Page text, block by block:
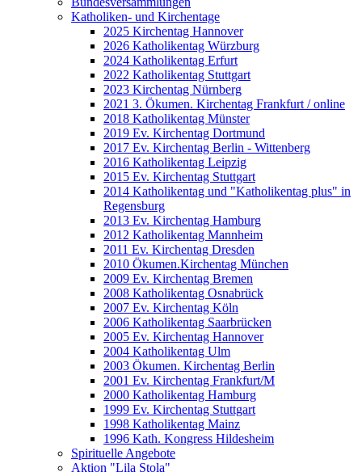
Katholiken- und Kirchentage
2025 Kirchentag Hannover
2026 Katholikentag Würzburg
2024 Katholikentag Erfurt
2022 Katholikentag Stuttgart
2023 Kirchentag Nürnberg
2021 3. Ökumen. Kirchentag Frankfurt / online
2018 Katholikentag Münster
2019 Ev. Kirchentag Dortmund
2017 Ev. Kirchentag Berlin - Wittenberg
2016 Katholikentag Leipzig
2015 Ev. Kirchentag Stuttgart
2014 Katholikentag und "Katholikentag plus" in
Regensburg
2013 Ev. Kirchentag Hamburg
2012 Katholikentag Mannheim
2011 Ev. Kirchentag Dresden
2010 Ökumen.Kirchentag München
2009 Ev. Kirchentag Bremen
2008 Katholikentag Osnabrück
2007 Ev. Kirchentag Köln
2006 Katholikentag Saarbrücken
2005 Ev. Kirchentag Hannover
2004 Katholikentag Ulm
2003 Ökumen. Kirchentag Berlin
2001 Ev. Kirchentag Frankfurt/M
2000 Katholikentag Hamburg
1999 Ev. Kirchentag Stuttgart
1998 Katholikentag Mainz
1996 Kath. Kongress Hildesheim
Spirituelle Angebote
Aktion "Lila Stola"